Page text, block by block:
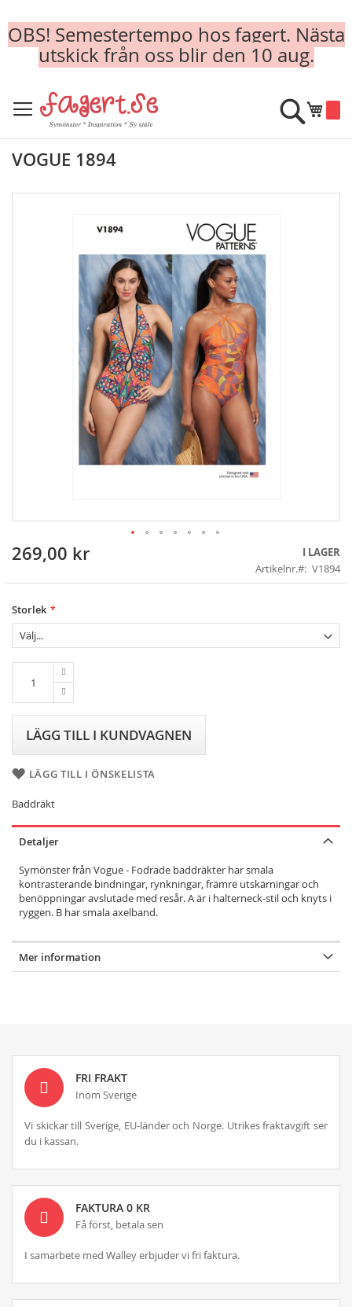
OBS! Semestertempo hos fagert. Nästa
utskick från oss blir den 10 aug.
to
Content
Min
Sök
VOGUE 1894
Skip
the
of
the
images
gallery
269,00 kr
I LAGER
Artikelnr.
V1894
Storlek
LÄGG TILL I KUNDVAGNEN
LÄGG TILL I ÖNSKELISTA
Baddräkt
Detaljer
Symönster från Vogue - Fodrade baddräkter har smala
kontrasterande bindningar, rynkningar, främre utskärningar och
benöppningar avslutade med resår. A är i halterneck-stil och knyts i
ryggen. B har smala axelband.
Mer information
FRI FRAKT
Inom Sverige
Vi skickar till Sverige, EU-länder och Norge. Utrikes fraktavgift ser
du i kassan.
FAKTURA 0 KR
Få först, betala sen
I samarbete med Walley erbjuder vi fri faktura.